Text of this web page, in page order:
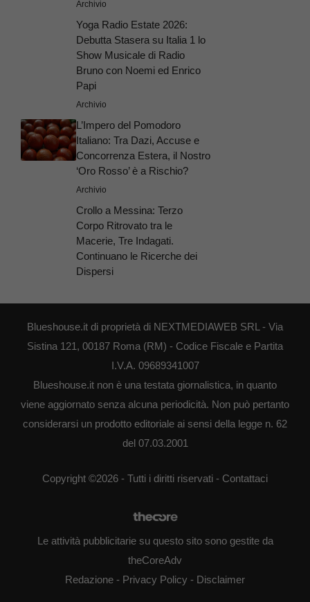
Archivio
Yoga Radio Estate 2026:
Debutta Stasera su Italia 1 lo
Show Musicale di Radio
Bruno con Noemi ed Enrico
Papi
Archivio
L’Impero del Pomodoro
Italiano: Tra Dazi, Accuse e
Concorrenza Estera, il Nostro
‘Oro Rosso’ è a Rischio?
Archivio
Crollo a Messina: Terzo
Corpo Ritrovato tra le
Macerie, Tre Indagati.
Continuano le Ricerche dei
Dispersi
Blueshouse.it di proprietà di NEXTMEDIAWEB SRL - Via
Sistina 121, 00187 Roma (RM) - Codice Fiscale e Partita
I.V.A. 09689341007
Blueshouse.it non è una testata giornalistica, in quanto
viene aggiornato senza alcuna periodicità. Non può pertanto
considerarsi un prodotto editoriale ai sensi della legge n. 62
del 07.03.2001
Copyright ©2026 - Tutti i diritti riservati - Contattaci
Le attività pubblicitarie su questo sito sono gestite da
theCoreAdv
Redazione - Privacy Policy - Disclaimer